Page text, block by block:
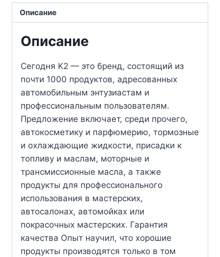
Описание
Описание
Сегодня K2 — это бренд, состоящий из
почти 1000 продуктов, адресованных
автомобильным энтузиастам и
профессиональным пользователям.
Предложение включает, среди прочего,
автокосметику и парфюмерию, тормозные
и охлаждающие жидкости, присадки к
топливу и маслам, моторные и
трансмиссионные масла, а также
продукты для профессионального
использования в мастерских,
автосалонах, автомойках или
покрасочных мастерских. Гарантия
качества Опыт научил, что хорошие
продукты производятся только в том